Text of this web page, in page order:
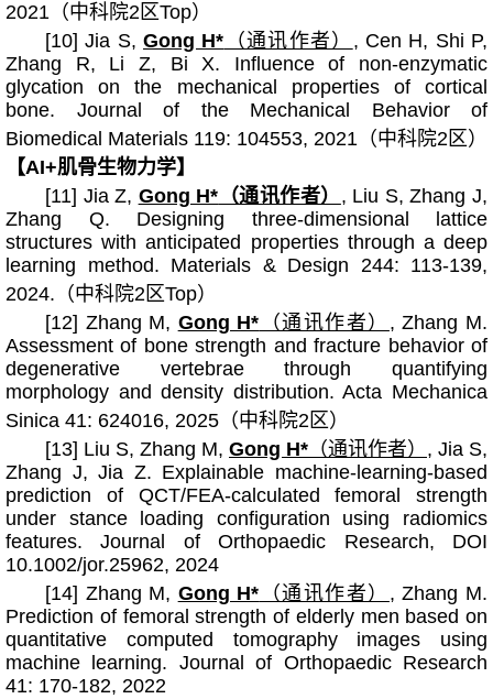
2021（中科院2区Top）
[10] Jia S, Gong H* （通讯作者） , Cen H, Shi P,
Zhang R, Li Z, Bi X. Influence of non-enzymatic
glycation on the mechanical properties of cortical
bone. Journal of the Mechanical Behavior of
Biomedical Materials 119: 104553, 2021（中科院2区）
【AI+肌骨生物力学】
[11] Jia Z, Gong H* （通讯作者） , Liu S, Zhang J,
Zhang Q. Designing three-dimensional lattice
structures with anticipated properties through a deep
learning method. Materials & Design 244: 113-139,
2024.（中科院2区Top）
[12] Zhang M, Gong H* （通讯作者） , Zhang M.
Assessment of bone strength and fracture behavior of
degenerative vertebrae through quantifying
morphology and density distribution. Acta Mechanica
Sinica 41: 624016, 2025（中科院2区）
[13] Liu S, Zhang M, Gong H* （通讯作者） , Jia S,
Zhang J, Jia Z. Explainable machine-learning-based
prediction of QCT/FEA-calculated femoral strength
under stance loading configuration using radiomics
features. Journal of Orthopaedic Research, DOI
10.1002/jor.25962, 2024
[14] Zhang M, Gong H* （通讯作者） , Zhang M.
Prediction of femoral strength of elderly men based on
quantitative computed tomography images using
machine learning. Journal of Orthopaedic Research
41: 170-182, 2022